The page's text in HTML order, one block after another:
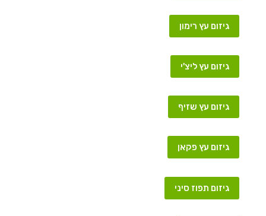
גיזום עץ רימון
גיזום עץ ליצ'י
גיזום עץ שזיף
גיזום עץ פקאן
גיזום תפוז סיני